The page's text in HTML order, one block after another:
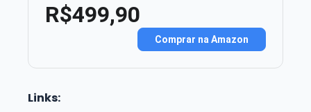
R$499,90
Comprar na Amazon
Links: